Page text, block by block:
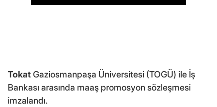
TokatGaziosmanpaşa Üniversitesi (TOGÜ) ile İş
Bankası arasında maaş promosyon sözleşmesi
imzalandı.